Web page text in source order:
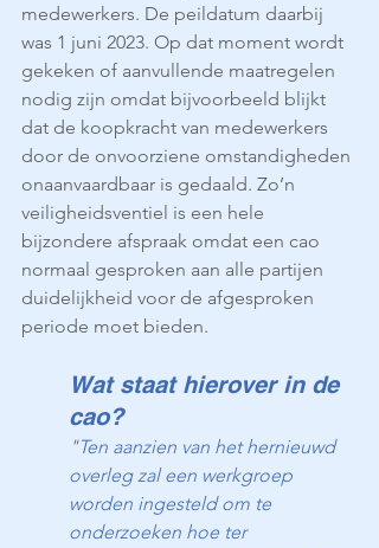
medewerkers. De peildatum daarbij
was 1 juni 2023. Op dat moment wordt
gekeken of aanvullende maatregelen
nodig zijn omdat bijvoorbeeld blijkt
dat de koopkracht van medewerkers
door de onvoorziene omstandigheden
onaanvaardbaar is gedaald. Zo’n
veiligheidsventiel is een hele
bijzondere afspraak omdat een cao
normaal gesproken aan alle partijen
duidelijkheid voor de afgesproken
periode moet bieden.
Wat staat hierover in de
cao?
"Ten aanzien van het hernieuwd
overleg zal een werkgroep
worden ingesteld om te
onderzoeken hoe ter